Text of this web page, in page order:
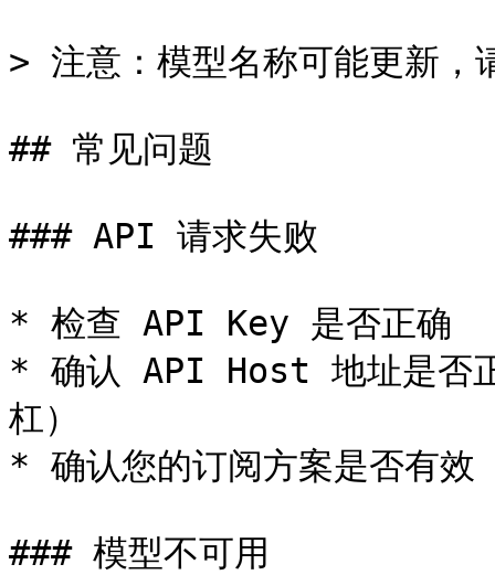
> 注意：模型名称可能更新
## 常见问题
### API 请求失败
* 检查 API Key 是否正确
* 确认 API Host 地址是否
杠）
* 确认您的订阅方案是否有效
### 模型不可用